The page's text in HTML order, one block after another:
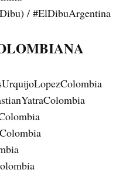
/ #ElDibuArgentina